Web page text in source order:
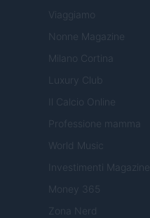
Viaggiamo
Nonne Magazine
Milano Cortina
Luxury Club
Il Calcio Online
Professione mamma
World Music
Investimenti Magazine
Money 365
Zona Nerd